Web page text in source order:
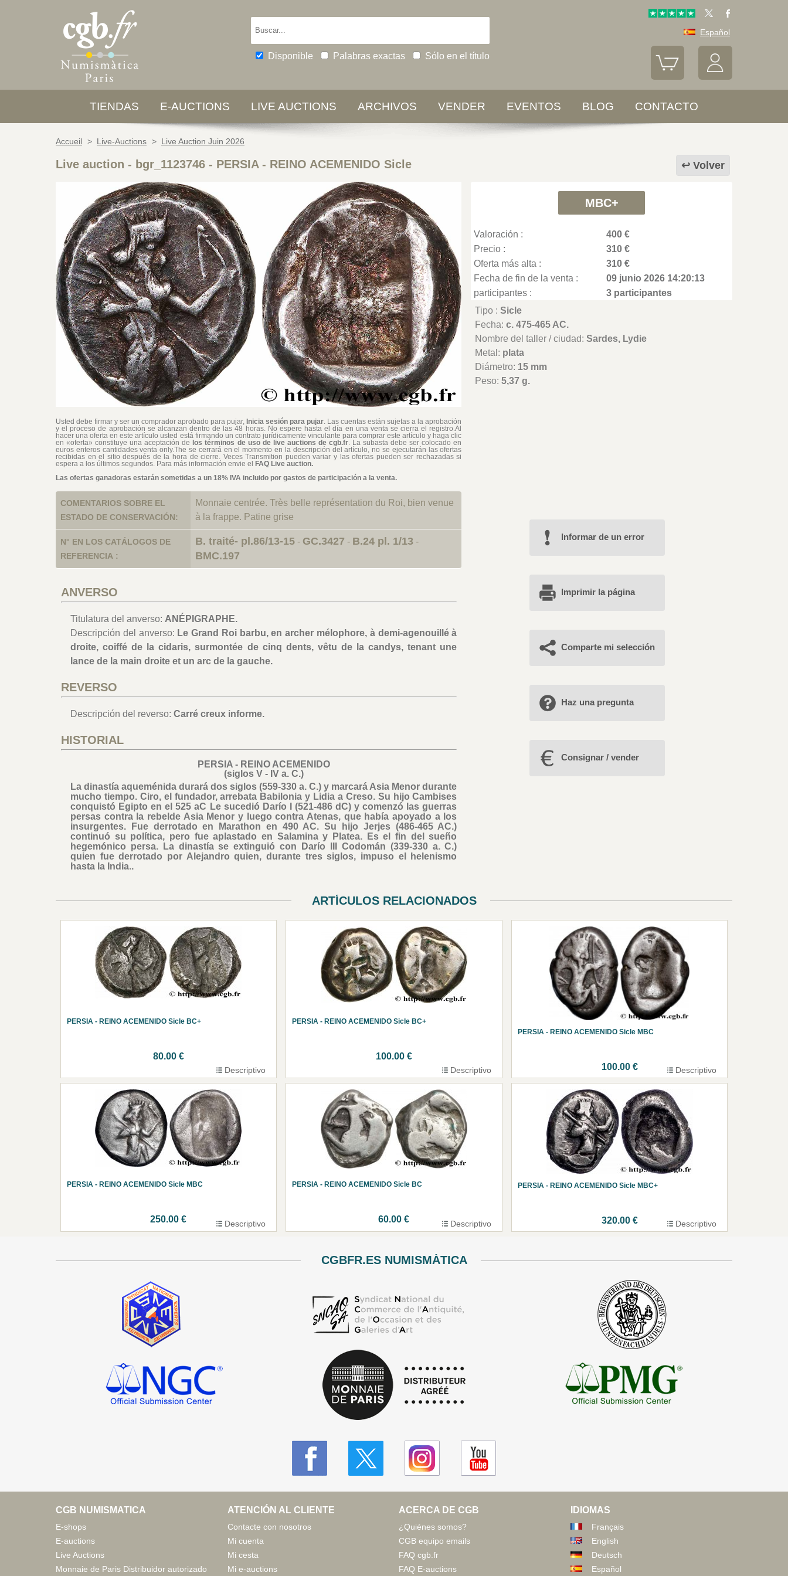
Disponible Palabras exactas Sólo en el título
Español
TIENDAS E-AUCTIONS LIVE AUCTIONS ARCHIVOS VENDER EVENTOS BLOG CONTACTO
Accueil > Live-Auctions > Live Auction Juin 2026
Volver
Live auction - bgr_1123746 - PERSIA - REINO ACEMENIDO Sicle
Usted debe firmar y ser un comprador aprobado para pujar, Inicia sesión para pujar. Las cuentas están sujetas a la aprobación
y el proceso de aprobación se alcanzan dentro de las 48 horas. No espere hasta el día en una venta se cierra el registro.Al
hacer una oferta en este artículo usted está firmando un contrato jurídicamente vinculante para comprar este artículo y haga clic
en «oferta» constituye una aceptación de los términos de uso de live auctions de cgb.fr. La subasta debe ser colocado en
euros enteros cantidades venta only.The se cerrará en el momento en la descripción del artículo, no se ejecutarán las ofertas
recibidas en el sitio después de la hora de cierre. Veces Transmition pueden variar y las ofertas pueden ser rechazadas si
espera a los últimos segundos. Para más información envie el
FAQ Live auction.
Las ofertas ganadoras estarán sometidas a un 18% IVA incluido por gastos de participación a la venta.
MBC+
Valoración :
400 €
Precio :
310 €
Oferta más alta :
310 €
Fecha de fin de la venta :
09 junio 2026 14:20:13
participantes :
3 participantes
Tipo :Sicle
Fecha:c. 475-465 AC.
Nombre del taller / ciudad:Sardes, Lydie
Metal: plata
Diámetro: 15 mm
Peso:5,37 g.
COMENTARIOS SOBRE EL
ESTADO DE CONSERVACIÓN:
Monnaie centrée. Très belle représentation du Roi, bien venue
à la frappe. Patine grise
N° EN LOS CATÁLOGOS DE
REFERENCIA :
B. traité- pl.86/13-15 - GC.3427 - B.24 pl. 1/13 -
BMC.197
ANVERSO
Titulatura del anverso: ANÉPIGRAPHE.
Descripción del anverso: Le Grand Roi barbu, en archer mélophore, à demi-agenouillé à
droite, coiffé de la cidaris, surmontée de cinq dents, vêtu de la candys, tenant une
lance de la main droite et un arc de la gauche.
REVERSO
Descripción del reverso: Carré creux informe.
HISTORIAL
PERSIA - REINO ACEMENIDO
(siglos V - IV a. C.)
La dinastía aqueménida durará dos siglos (559-330 a. C.) y marcará Asia Menor durante
mucho tiempo. Ciro, el fundador, arrebata Babilonia y Lidia a Creso. Su hijo Cambises
conquistó Egipto en el 525 aC Le sucedió Darío I (521-486 dC) y comenzó las guerras
persas contra la rebelde Asia Menor y luego contra Atenas, que había apoyado a los
insurgentes. Fue derrotado en Marathon en 490 AC. Su hijo Jerjes (486-465 AC.)
continuó su política, pero fue aplastado en Salamina y Platea. Es el fin del sueño
hegemónico persa. La dinastía se extinguió con Darío III Codomán (339-330 a. C.)
quien fue derrotado por Alejandro quien, durante tres siglos, impuso el helenismo
hasta la India..
Informar de un error
Imprimir la página
Comparte mi selección
Haz una pregunta
Consignar / vender
ARTÍCULOS RELACIONADOS
PERSIA - REINO ACEMENIDO Sicle BC+
80.00 €
Descriptivo
PERSIA - REINO ACEMENIDO Sicle BC+
100.00 €
Descriptivo
PERSIA - REINO ACEMENIDO Sicle MBC
100.00 € Descriptivo
PERSIA - REINO ACEMENIDO Sicle MBC
250.00 € Descriptivo
PERSIA - REINO ACEMENIDO Sicle BC
60.00 € Descriptivo
PERSIA - REINO ACEMENIDO Sicle MBC+
320.00 € Descriptivo
CGBFR.ES NUMISMÀTICA
CGB NUMISMATICA
E-shops
E-auctions
Live Auctions
Monnaie de Paris Distribuidor autorizado
ATENCIÓN AL CLIENTE
Contacte con nosotros
Mi cuenta
Mi cesta
Mi e-auctions
ACERCA DE CGB
¿Quiénes somos?
CGB equipo emails
FAQ cgb.fr
FAQ E-auctions
IDIOMAS
Français
English
Deutsch
Español